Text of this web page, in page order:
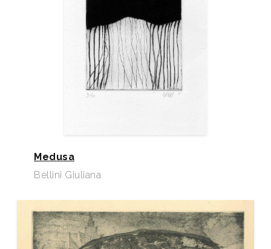
Medusa
Bellini Giuliana